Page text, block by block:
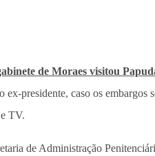
de Moraes visitou
ex-presidente, caso os
TV.
de Administração